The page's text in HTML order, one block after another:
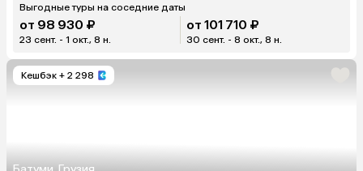
Выгодные туры на соседние даты
от 98 930 ₽
23 сент. - 1 окт., 8 н.
от 101 710 ₽
30 сент. - 8 окт., 8 н.
Кешбэк + 2 298